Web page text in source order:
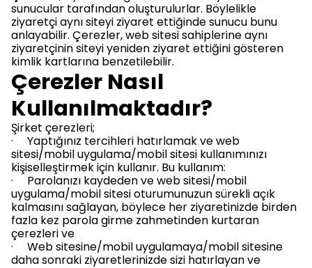
sunucular tarafından oluşturulurlar. Böylelikle
ziyaretçi aynı siteyi ziyaret ettiğinde sunucu bunu
anlayabilir. Çerezler, web sitesi sahiplerine aynı
ziyaretçinin siteyi yeniden ziyaret ettiğini gösteren
kimlik kartlarına benzetilebilir.
Çerezler Nasıl
Kullanılmaktadır?
Şirket çerezleri;
· Yaptığınız tercihleri hatırlamak ve web
sitesi/mobil uygulama/mobil sitesi kullanımınızı
kişiselleştirmek için kullanır. Bu kullanım:
· Parolanızı kaydeden ve web sitesi/mobil
uygulama/mobil sitesi oturumunuzun sürekli açık
kalmasını sağlayan, böylece her ziyaretinizde birden
fazla kez parola girme zahmetinden kurtaran
çerezleri ve
· Web sitesine/mobil uygulamaya/mobil sitesine
daha sonraki ziyaretlerinizde sizi hatırlayan ve